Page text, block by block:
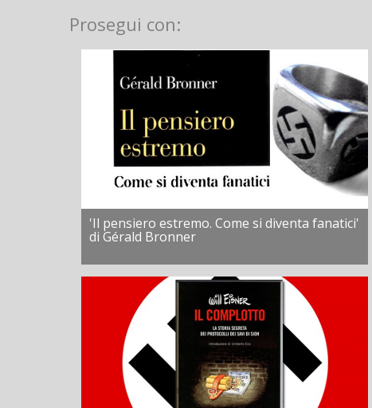
Prosegui con:
'Il pensiero estremo. Come si diventa fanatici'
di Gérald Bronner